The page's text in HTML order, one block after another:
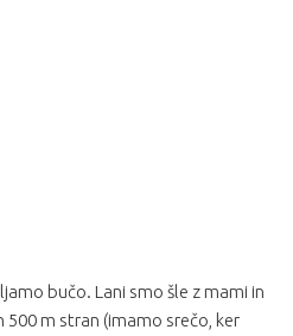
bučo. Lani smo šle z mami in
m stran (imamo srečo, ker